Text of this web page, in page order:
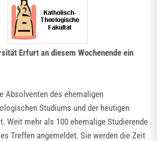
Erfurt an diesem Wochenende ein
Absolventen des ehemaligen
Studiums und der heutigen
Weit mehr als 100 ehemalige Studierende
Treffen angemeldet. Sie werden die Zeit